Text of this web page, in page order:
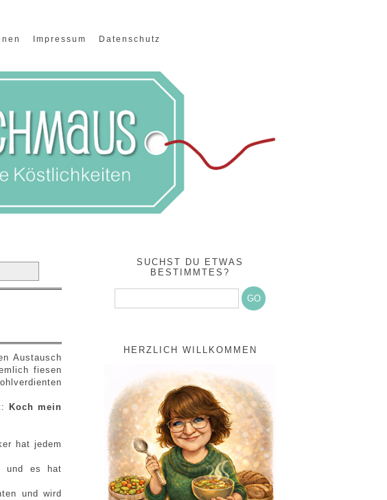
Impressum Datenschutz
Austausch
fiesen
:
Koch mein
hat jedem
und es hat
und wird
SUCHST DU ETWAS
BESTIMMTES?
HERZLICH WILLKOMMEN